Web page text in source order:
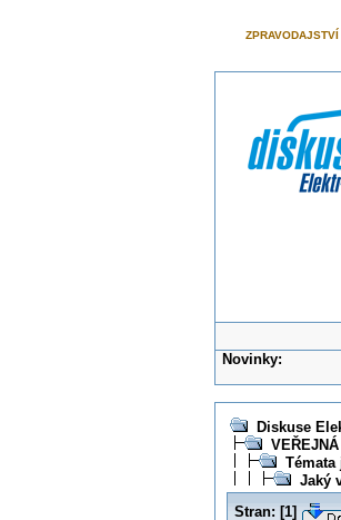
ZPRAVODAJSTVÍ
Novinky:
Diskuse
Jaký
Stran: [1]